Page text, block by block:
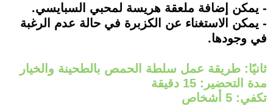
- يمكن إضافة ملعقة هريسة لمحبي السبايسي.
- يمكن الاستغناء عن الكزبرة في حالة عدم الرغبة
في وجودها.
ثانيًا: طريقة عمل سلطة الحمص بالطحينة والخيار
مدة التحضير: 15 دقيقة
تكفي: 5 أشخاص